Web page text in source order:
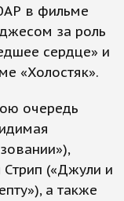
в фильме
за роль
сердце» и
«Холостяк».
очередь
Стрип («Джули и
а также